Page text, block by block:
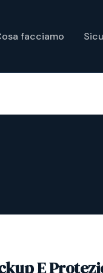
facciamo
E